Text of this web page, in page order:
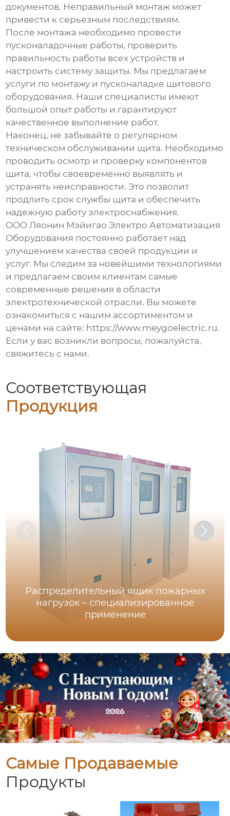
документов. Неправильный монтаж может
привести к серьезным последствиям.
После монтажа необходимо провести
пусконаладочные работы, проверить
правильность работы всех устройств и
настроить систему защиты. Мы предлагаем
услуги по монтажу и пусконаладке щитового
оборудования. Наши специалисты имеют
большой опыт работы и гарантируют
качественное выполнение работ.
Наконец, не забывайте о регулярном
техническом обслуживании щита. Необходимо
проводить осмотр и проверку компонентов
щита, чтобы своевременно выявлять и
устранять неисправности. Это позволит
продлить срок службы щита и обеспечить
надежную работу электроснабжения.
ООО Ляонин Мэйигао Электро Автоматизация
Оборудования постоянно работает над
улучшением качества своей продукции и
услуг. Мы следим за новейшими технологиями
и предлагаем своим клиентам самые
современные решения в области
электротехнической отрасли. Вы можете
ознакомиться с нашим ассортиментом и
ценами на сайте: https://www.meygoelectric.ru.
Если у вас возникли вопросы, пожалуйста,
свяжитесь с нами.
Соответствующая
Продукция
Распределительный ящик пожарных
нагрузок – специализированное
применение
Самые Продаваемые
Продукты